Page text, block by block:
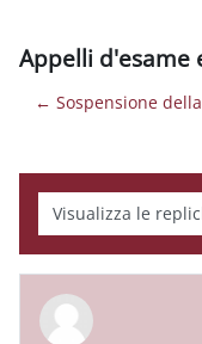
Appelli d'esame
← Sospensione
Modalità